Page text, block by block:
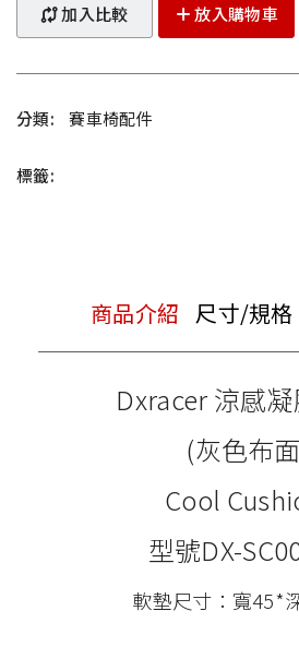
加入比較 放入購物車
分類: 賽車椅配件
標籤:
商品介紹 尺寸/規格
Dxracer 涼感
(灰色布
Cool
型號DX-
軟墊尺寸：寬45*